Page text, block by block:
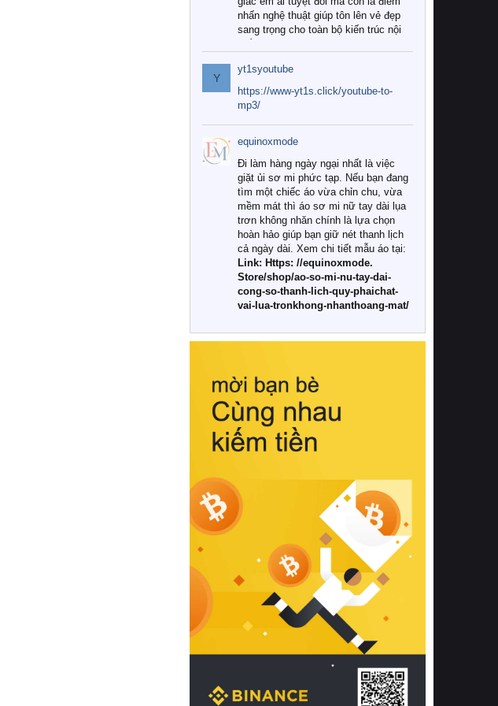
nhấn nghệ thuật giúp tôn lên vẻ đẹp
sang trọng cho toàn bộ kiến trúc nội
Tuy nhiên, giữa thị trường đa dạng
với vô vàn thương hiệu và mẫu mã
như hiện nay, làm thế nào để chọn
được những bộ chăn ga gối đệm cao
cấp thực sự chất lượng, phù hợp với
khí hậu và nhu cầu sử dụng của gia
đình? Hãy cùng chúng tôi đi tìm lời
giải đáp chi tiết qua bài viết dưới đây.
1. Tại sao các gia đình hiện đại lại ưa
chuộng chăn ga gối đệm cao cấp?
Khác với các dòng sản phẩm thông
thường, những bộ chăn ga gối đệm
cao cấp trải qua quy trình sản xuất
nghiêm ngặt từ khâu chọn lọc nguyên
liệu tự nhiên đến công nghệ dệt
nhuộm hiện đại không chứa hóa chất
này, bạn sẽ cảm nhận rõ rệt sự khác
hồi chuẩn xác của phần đệm nâng đỡ
cột sống.
Bên cạnh đó, việc lựa chọn các dòng
sản phẩm đạt chuẩn chất lượng quốc
tế còn giúp ngăn ngừa tình trạng kích
khuẩn và nấm mốc trong điều kiện
thời tiết nóng ẩm. Bạn có thể tìm hiểu
thêm các nghiên cứu khoa học về tác
động của giấc ngủ và môi trường
phòng ngủ đối với sức khỏe con
người tại Sleep Foundation (External
Link) để có cái nhìn toàn diện hơn.
2. Các tiêu chí vàng khi lựa chọn
chăn ga gối đệm cao cấp cho phòng
ngủ
Để sở hữu một bộ chăn ga gối đệm
cao cấp hoàn hảo cả về thẩm mỹ lẫn
công năng, người tiêu dùng cần cân
nhắc kỹ lưỡng các tiêu chí quan trọng
Y
yt1syoutube
https://www-yt1s.click/youtube-to-
mp3/
equinoxmode
Đi làm hàng ngày ngại nhất là việc
giặt ủi sơ mi phức tạp. Nếu bạn đang
tìm một chiếc áo vừa chỉn chu, vừa
mềm mát thì áo sơ mi nữ tay dài lụa
trơn không nhăn chính là lựa chọn
hoàn hảo giúp bạn giữ nét thanh lịch
cả ngày dài. Xem chi tiết mẫu áo tại:
Link: Https: //equinoxmode.
Store/shop/ao-so-mi-nu-tay-dai-
cong-so-thanh-lich-quy-phaichat-
vai-lua-tronkhong-nhanthoang-mat/